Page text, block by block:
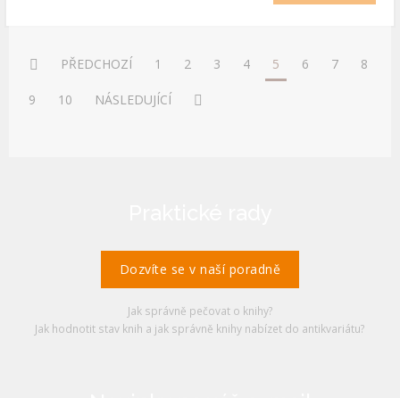
PŘEDCHOZÍ 1 2 3 4 5 6 7 8
9 10 NÁSLEDUJÍCÍ
Dozvíte se v naší poradně
Jak správně pečovat o knihy?
Jak hodnotit stav knih a jak správně knihy nabízet do antikvariátu?